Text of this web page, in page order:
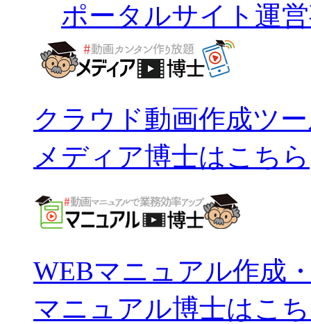
ポータルサイト運
クラウド動画作成ツ
メディア博士はこちら
WEBマニュアル作成
マニュアル博士はこ